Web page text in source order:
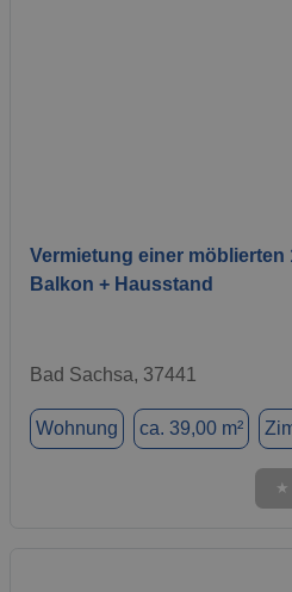
Vermietung einer möblierten
Balkon + Hausstand
Bad Sachsa, 37441
Wohnung ca. 39,00 m²
★